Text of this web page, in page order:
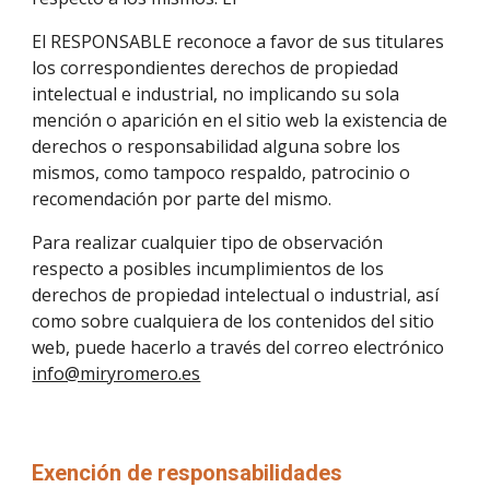
El RESPONSABLE reconoce a favor de sus titulares
los correspondientes derechos de propiedad
intelectual e industrial, no implicando su sola
mención o aparición en el sitio web la existencia de
derechos o responsabilidad alguna sobre los
mismos, como tampoco respaldo, patrocinio o
recomendación por parte del mismo.
Para realizar cualquier tipo de observación
respecto a posibles incumplimientos de los
derechos de propiedad intelectual o industrial, así
como sobre cualquiera de los contenidos del sitio
info@miryromero.es
Exención de responsabilidades